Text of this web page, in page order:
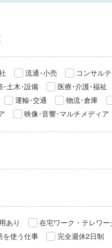
流通･小売
コンサル
･土木･設備
医療･介護･福祉
運輸･交通
物流･倉庫
映像･音響･マルチメディア
あり
在宅ワーク・テレワー
を使う仕事 完全週休2日制